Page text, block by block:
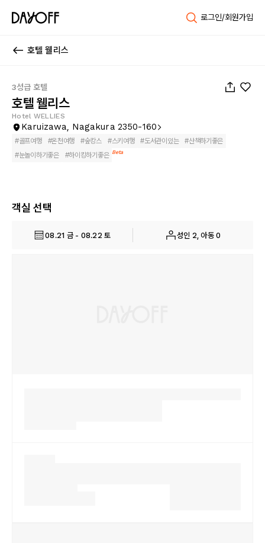
로그인/회원가입
호텔 웰리스
3성급 호텔
호텔 웰리스
Hotel WELLIES
Karuizawa, Nagakura 2350-160
#골프여행 #온천여행 #숲캉스 #스키여행 #도서관이있는 #산책하기좋은
#눈놀이하기좋은 #하이킹하기좋은 Beta
객실 선택
08.21 금 - 08.22 토 성인 2, 아동 0